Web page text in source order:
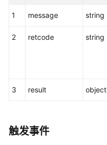
设
数
1 message string
2 retcode string
3 result object
触发事件